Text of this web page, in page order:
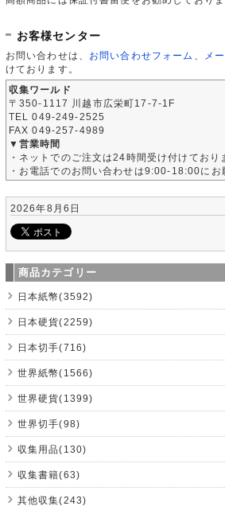
お客様センター
お問い合わせは、 お問い合わせフォーム メ
けております。
収集ワールド
〒350-1117 川越市広栄町17-7-1F
TEL 049-249-2525
FAX 049-257-4989
▼営業時間
・ネットでのご注文は24時間受け付けており
・お電話でのお問い合わせは9:00-18:00にお
2026年8月6日
商品カテゴリー
日本紙幣(3592)
日本硬貨(2259)
日本切手(716)
世界紙幣(1566)
世界硬貨(1399)
世界切手(98)
収集用品(130)
収集書籍(63)
其他収集(243)